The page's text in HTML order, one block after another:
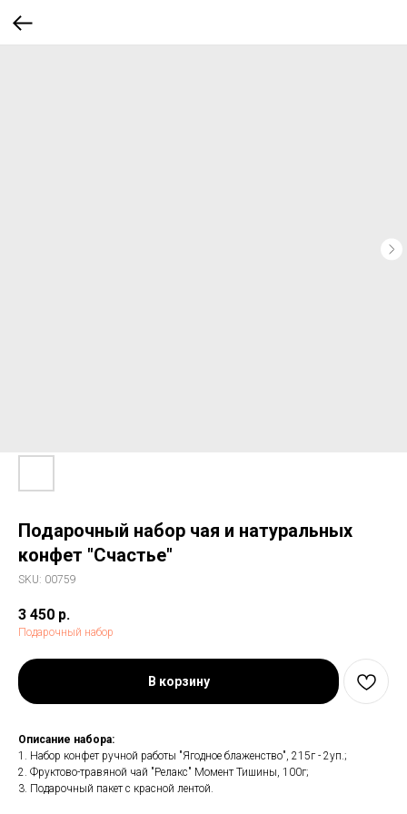
Подарочный набор чая и натуральных
конфет "Счастье"
SKU: 00759
3 450 р.
Подарочный набор
В корзину
Описание набора:
1. Набор конфет ручной работы "Ягодное блаженство", 215г - 2уп.;
2. Фруктово-травяной чай "Релакс" Момент Тишины, 100г;
3. Подарочный пакет с красной лентой.